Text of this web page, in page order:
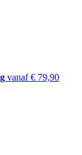
vanaf € 79,90